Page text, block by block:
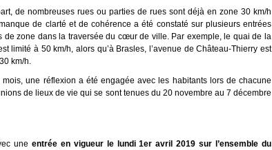
de nombreuses rues ou parties de rues sont déjà en zone 30 km/h
de clarté et de cohérence a été constaté sur plusieurs entrées
de zone dans la traversée du cœur de ville. Par exemple, le quai de la
limité à 50 km/h, alors qu’à Brasles, l’avenue de Château-Thierry est
km/h.
mois, une réflexion a été engagée avec les habitants lors de chacune
de lieux de vie qui se sont tenues du 20 novembre au 7 décembre
une entrée en vigueur le lundi 1er avril 2019 sur l’ensemble du